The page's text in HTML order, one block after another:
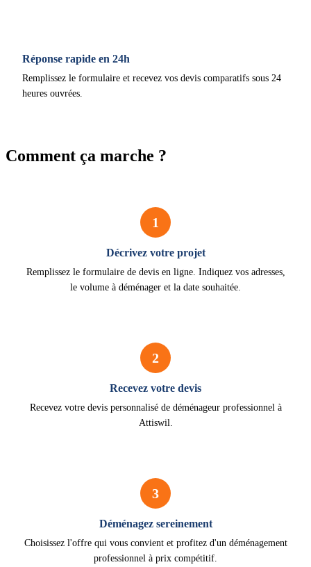
Réponse rapide en 24h
Remplissez le formulaire et recevez vos devis comparatifs sous 24
heures ouvrées.
Comment ça marche ?
1
Décrivez votre projet
Remplissez le formulaire de devis en ligne. Indiquez vos adresses,
le volume à déménager et la date souhaitée.
2
Recevez votre devis
Recevez votre devis personnalisé de déménageur professionnel à
Attiswil.
3
Déménagez sereinement
Choisissez l'offre qui vous convient et profitez d'un déménagement
professionnel à prix compétitif.